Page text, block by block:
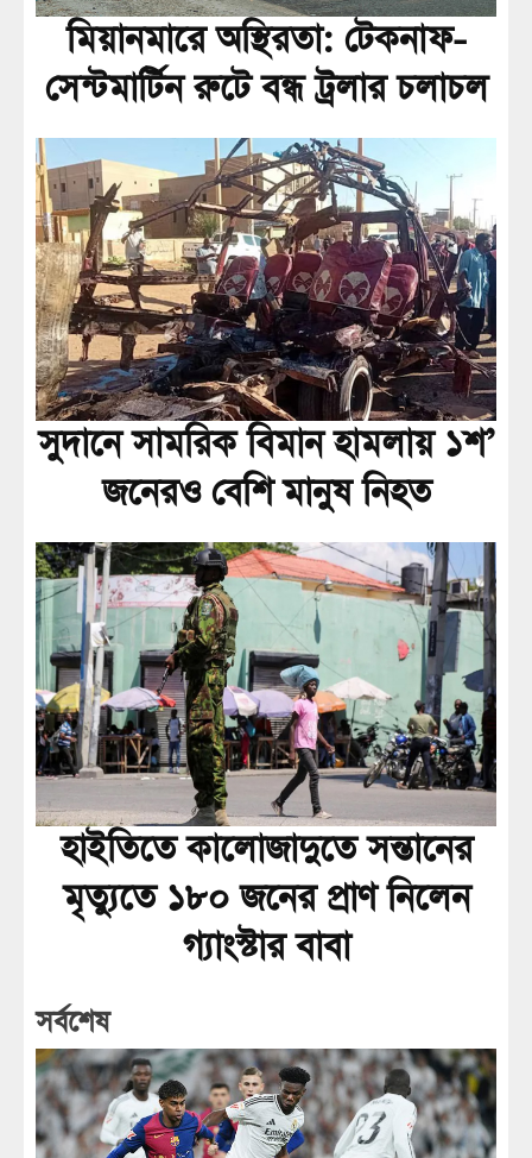
মিয়ানমারে অস্থিরতা: টেকনাফ-
সেন্টমার্টিন রুটে বন্ধ ট্রলার চলাচল
সুদানে সামরিক বিমান হামলায় ১শ’
জনেরও বেশি মানুষ নিহত
হাইতিতে কালোজাদুতে সন্তানের
মৃত্যুতে ১৮০ জনের প্রাণ নিলেন
গ্যাংস্টার বাবা
সর্বশেষ